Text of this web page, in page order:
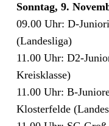
Sonntag, 9.
09.00 Uhr: D-
(Landesliga)
11.00 Uhr: D2-
Kreisklasse)
11.00 Uhr: B-
Klosterfelde